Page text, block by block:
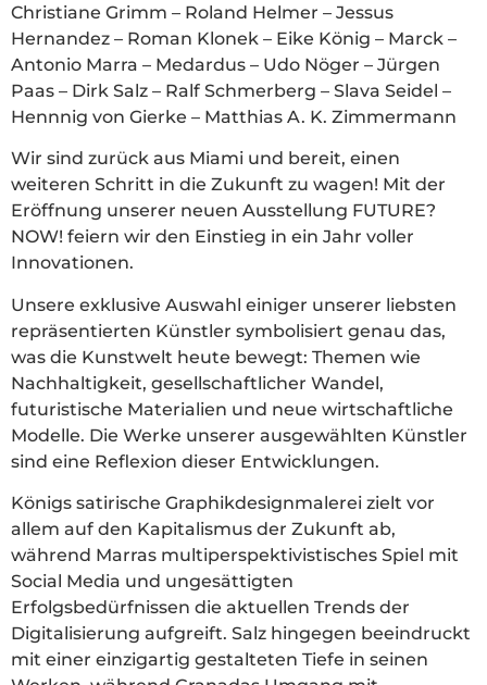
Christiane Grimm – Roland Helmer – Jessus
Hernandez – Roman Klonek – Eike König – Marck –
Antonio Marra – Medardus – Udo Nöger – Jürgen
Paas – Dirk Salz – Ralf Schmerberg – Slava Seidel –
Hennnig von Gierke – Matthias A. K. Zimmermann
Wir sind zurück aus Miami und bereit, einen
weiteren Schritt in die Zukunft zu wagen! Mit der
Eröffnung unserer neuen Ausstellung FUTURE?
NOW! feiern wir den Einstieg in ein Jahr voller
Innovationen.
Unsere exklusive Auswahl einiger unserer liebsten
repräsentierten Künstler symbolisiert genau das,
was die Kunstwelt heute bewegt: Themen wie
Nachhaltigkeit, gesellschaftlicher Wandel,
futuristische Materialien und neue wirtschaftliche
Modelle. Die Werke unserer ausgewählten Künstler
sind eine Reflexion dieser Entwicklungen.
Königs satirische Graphikdesignmalerei zielt vor
allem auf den Kapitalismus der Zukunft ab,
während Marras multiperspektivistisches Spiel mit
Social Media und ungesättigten
Erfolgsbedürfnissen die aktuellen Trends der
Digitalisierung aufgreift. Salz hingegen beeindruckt
mit einer einzigartig gestalteten Tiefe in seinen